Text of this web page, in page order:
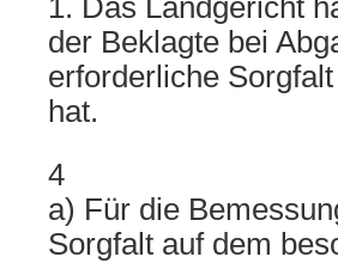
1. Das Landgericht
der Beklagte bei
erforderliche Sorgfalt
hat.
4
a) Für die
Sorgfalt auf dem